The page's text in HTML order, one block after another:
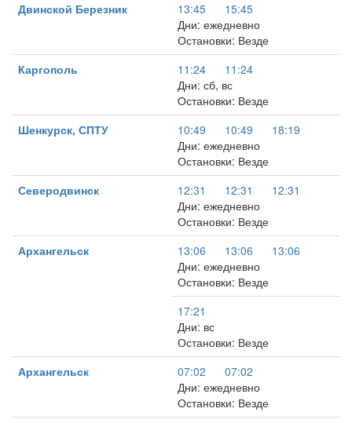
Двинской Березник
13:45
15:45
Дни: ежедневно
Остановки: Везде
Каргополь
11:24
11:24
Дни: сб, вс
Остановки: Везде
Шенкурск, СПТУ
10:49 10:49
18:19
Дни: ежедневно
Остановки: Везде
Северодвинск
12:31 12:31
12:31
Дни: ежедневно
Остановки: Везде
Архангельск
13:06 13:06
13:06
Дни: ежедневно
Остановки: Везде
17:21
Дни: вс
Остановки: Везде
Архангельск
07:02
07:02
Дни: ежедневно
Остановки: Везде